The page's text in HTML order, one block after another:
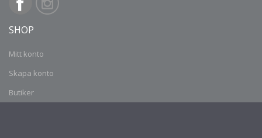
SHOP
Mitt konto
Skapa konto
Butiker